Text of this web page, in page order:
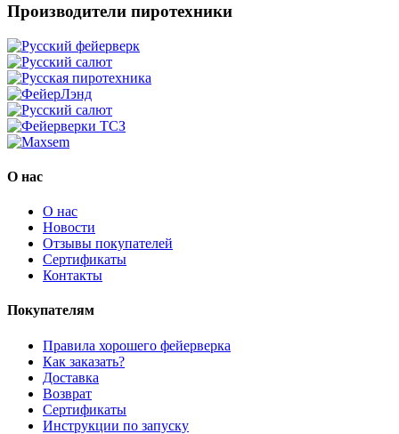
Производители пиротехники
О нас
О нас
Новости
Отзывы покупателей
Сертификаты
Контакты
Покупателям
Правила хорошего фейерверка
Как заказать?
Доставка
Возврат
Сертификаты
Инструкции по запуску